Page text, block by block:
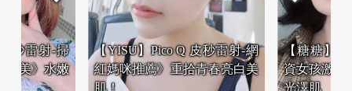
皮秒雷射-網
拾青春亮白美
【糖糖】Pico Q 皮秒雷射-小
資女孩激推》午休美容－好感
光澤肌
【金枝
氣美妝部
即上妝